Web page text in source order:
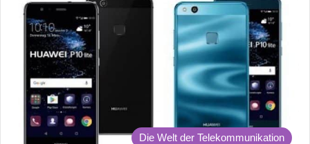
Die Welt der Telekommunikation